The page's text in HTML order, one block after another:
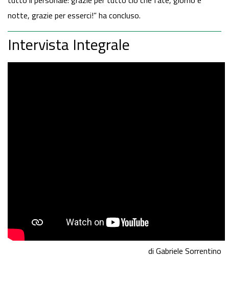
notte, grazie per esserci!” ha concluso.
Intervista Integrale
di Gabriele Sorrentino